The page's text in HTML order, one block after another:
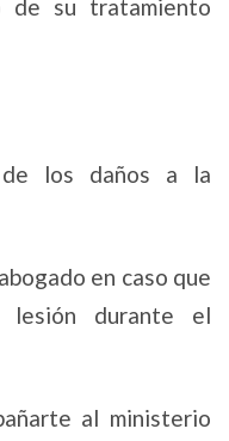
de su tratamiento
de los daños a la
en caso que
lesión durante el
al ministerio